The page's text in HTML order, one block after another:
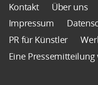
Kontakt Über uns
Impressum
PR für Künstler
Eine